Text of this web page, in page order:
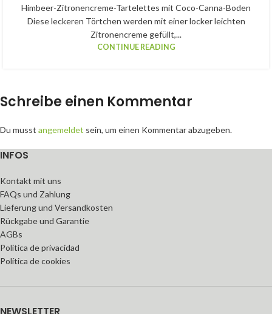
Himbeer-Zitronencreme-Tartelettes mit Coco-Canna-Boden
Diese leckeren Törtchen werden mit einer locker leichten
Zitronencreme gefüllt,...
CONTINUE READING
Schreibe einen Kommentar
Du musst angemeldet sein, um einen Kommentar abzugeben.
INFOS
Kontakt mit uns
FAQs und Zahlung
Lieferung und Versandkosten
Rückgabe und Garantie
AGBs
Política de privacidad
Política de cookies